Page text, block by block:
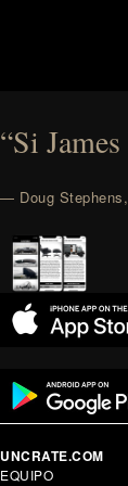
“Si
— Doug
UNCRATE.COM
EQUIPO